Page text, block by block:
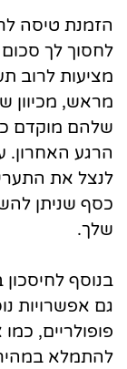
הזמנת טיסה
לחסוך לך
מציעות לרוב
מראש, מכיוון
שלהם מוקדם
הרגע האחרון.
לנצל את
כסף שניתן
שלך.
בנוסף
גם אפשרויות
פופולריים,
להתמלא